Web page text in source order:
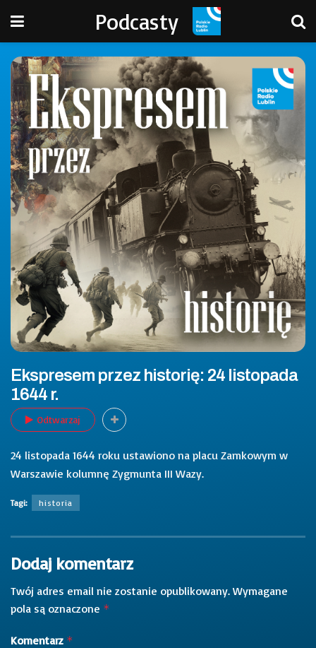
Podcasty
Ekspresem przez historię: 24 listopada
1644 r.
Odtwarzaj
24 listopada 1644 roku ustawiono na placu Zamkowym w
Warszawie kolumnę Zygmunta III Wazy.
Tagi: historia
Dodaj komentarz
Twój adres email nie zostanie opublikowany. Wymagane
pola są oznaczone *
Komentarz *